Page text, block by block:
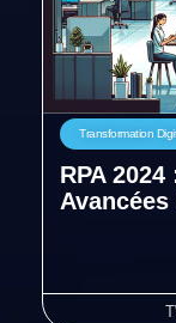
Transformation
RPA
Avancées